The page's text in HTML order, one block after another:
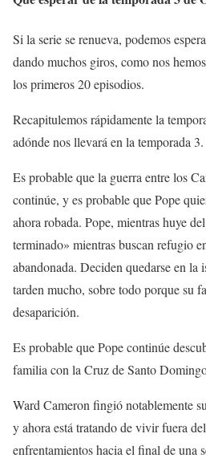
Si la serie se renueva, podemos
dando muchos giros, como nos
los primeros 20 episodios.
Recapitulemos rápidamente la
adónde nos llevará en la temporada 3.
Es probable que la guerra entre los
continúe, y es probable que Pope
ahora robada. Pope, mientras huye
terminado» mientras buscan refugio
abandonada. Deciden quedarse en la
tarden mucho, sobre todo porque su
desaparición.
Es probable que Pope continúe
familia con la Cruz de Santo
Ward Cameron fingió notablemente
y ahora está tratando de vivir fuera
enfrentamientos hacia el final de una